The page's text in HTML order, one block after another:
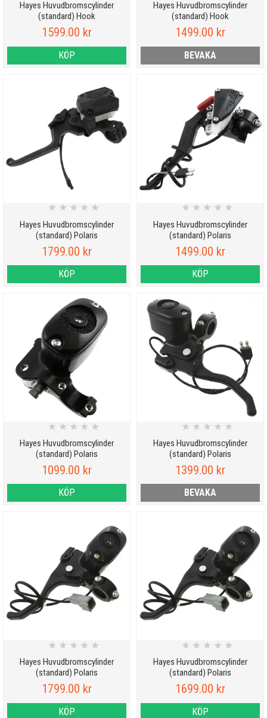
Hayes Huvudbromscylinder
(standard) Hook
1599.00 kr
KÖP
Hayes Huvudbromscylinder
(standard) Hook
1499.00 kr
BEVAKA
Hayes Huvudbromscylinder
(standard) Polaris
★ ★ ★ ★ ★
1799.00 kr
KÖP
Hayes Huvudbromscylinder
(standard) Polaris
★ ★ ★ ★ ★
1499.00 kr
KÖP
Hayes Huvudbromscylinder
(standard) Polaris
★ ★ ★ ★ ★
1099.00 kr
KÖP
Hayes Huvudbromscylinder
(standard) Polaris
★ ★ ★ ★ ★
1399.00 kr
BEVAKA
Hayes Huvudbromscylinder
(standard) Polaris
★ ★ ★ ★ ★
1799.00 kr
KÖP
Hayes Huvudbromscylinder
(standard) Polaris
★ ★ ★ ★ ★
1699.00 kr
KÖP